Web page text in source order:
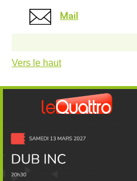
Mail
Vers le haut